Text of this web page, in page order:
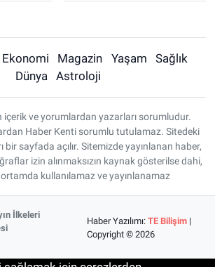
Ekonomi Magazin Yaşam
Sağlık
Dünya
Astroloji
içerik ve yorumlardan yazarları sorumludur.
Haber Kenti sorumlu tutulamaz. Sitedeki
bir sayfada açılır. Sitemizde yayınlanan haber,
izin alınmaksızın kaynak gösterilse dahi,
kullanılamaz ve yayınlanamaz
İlkeleri
Haber Yazılımı:TE Bilişim |
Copyright © 2026